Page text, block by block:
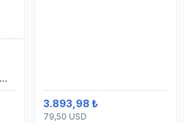
3.893,98 ₺
79,50 USD